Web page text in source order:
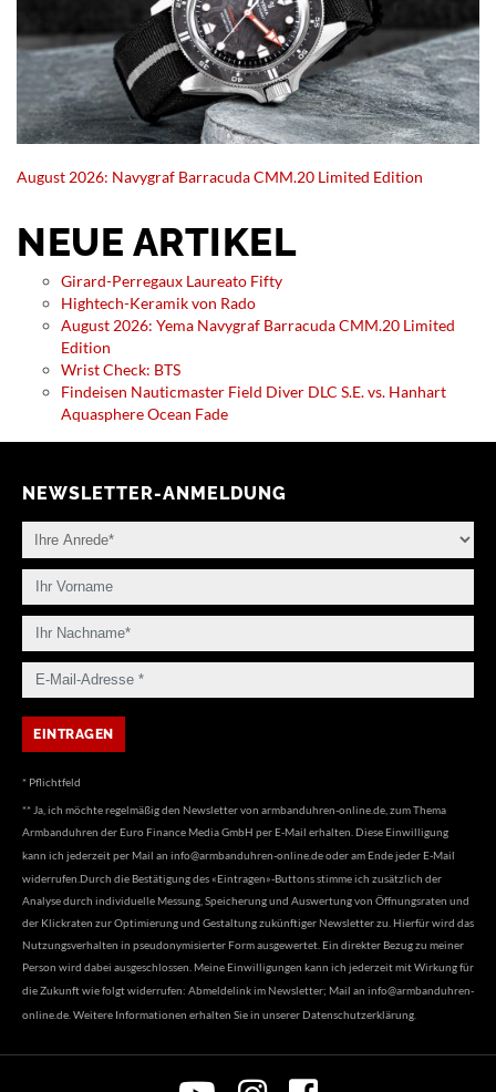
August 2026: Navygraf Barracuda CMM.20 Limited Edition
NEUE ARTIKEL
Girard-Perregaux Laureato Fifty
Hightech-Keramik von Rado
August 2026: Yema Navygraf Barracuda CMM.20 Limited
Edition
Wrist Check: BTS
Findeisen Nauticmaster Field Diver DLC S.E. vs. Hanhart
Aquasphere Ocean Fade
NEWSLETTER-ANMELDUNG
* Pflichtfeld
** Ja, ich möchte regelmäßig den Newsletter von armbanduhren-online.de, zum Thema
Armbanduhren der Euro Finance Media GmbH per E-Mail erhalten. Diese Einwilligung
kann ich jederzeit per Mail an info@armbanduhren-online.deoder am Ende jeder E-Mail
widerrufen.Durch die Bestätigung des «Eintragen»-Buttons stimme ich zusätzlich der
Analyse durch individuelle Messung, Speicherung und Auswertung von Öffnungsraten und
der Klickraten zur Optimierung und Gestaltung zukünftiger Newsletter zu. Hierfür wird das
Nutzungsverhalten in pseudonymisierter Form ausgewertet. Ein direkter Bezug zu meiner
Person wird dabei ausgeschlossen. Meine Einwilligungen kann ich jederzeit mit Wirkung für
die Zukunft wie folgt widerrufen: Abmeldelink im Newsletter; Mail an info@armbanduhren-
online.de . Weitere Informationen erhalten Sie in unserer Datenschutzerklärung